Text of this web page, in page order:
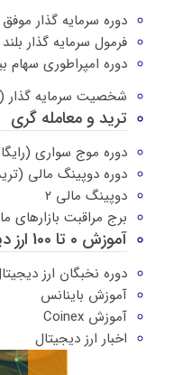
دوره سرمایه گذار موفق
فرمول سرمایه گذار
دوره امپراطوری سهام
شخصیت سرمایه گذار
ترید و معامله گری
دوره موج سواری
دوره دوپینگ مالی
دوپینگ مالی ۲
برج مراقبت بازارهای
آموزش 0 تا 100 ارز دیجیتال
دوره نخبگان ارز
آموزش باینانس
آموزش Coinex
اخبار ارز دیجیتال